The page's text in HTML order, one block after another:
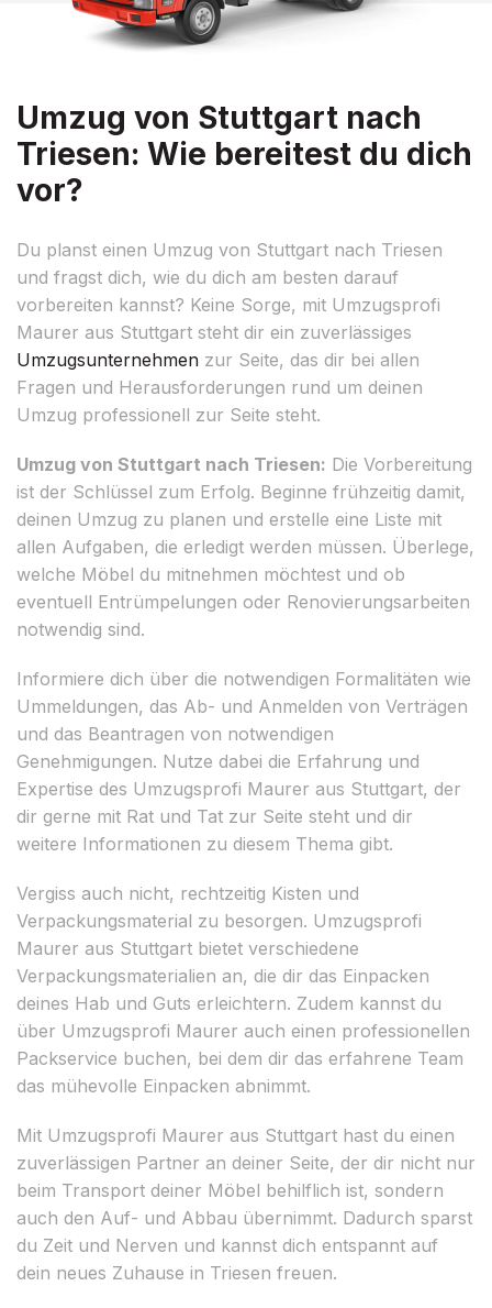
Umzug von Stuttgart nach
Triesen: Wie bereitest du dich
vor?
Du planst einen Umzug von Stuttgart nach Triesen
und fragst dich, wie du dich am besten darauf
vorbereiten kannst? Keine Sorge, mit Umzugsprofi
Maurer aus Stuttgart steht dir ein zuverlässiges
Umzugsunternehmen zur Seite, das dir bei allen
Fragen und Herausforderungen rund um deinen
Umzug professionell zur Seite steht.
Umzug von Stuttgart nach Triesen: Die Vorbereitung
ist der Schlüssel zum Erfolg. Beginne frühzeitig damit,
deinen Umzug zu planen und erstelle eine Liste mit
allen Aufgaben, die erledigt werden müssen. Überlege,
welche Möbel du mitnehmen möchtest und ob
eventuell Entrümpelungen oder Renovierungsarbeiten
notwendig sind.
Informiere dich über die notwendigen Formalitäten wie
Ummeldungen, das Ab- und Anmelden von Verträgen
und das Beantragen von notwendigen
Genehmigungen. Nutze dabei die Erfahrung und
Expertise des Umzugsprofi Maurer aus Stuttgart, der
dir gerne mit Rat und Tat zur Seite steht und dir
weitere Informationen zu diesem Thema gibt.
Vergiss auch nicht, rechtzeitig Kisten und
Verpackungsmaterial zu besorgen. Umzugsprofi
Maurer aus Stuttgart bietet verschiedene
Verpackungsmaterialien an, die dir das Einpacken
deines Hab und Guts erleichtern. Zudem kannst du
über Umzugsprofi Maurer auch einen professionellen
Packservice buchen, bei dem dir das erfahrene Team
das mühevolle Einpacken abnimmt.
Mit Umzugsprofi Maurer aus Stuttgart hast du einen
zuverlässigen Partner an deiner Seite, der dir nicht nur
beim Transport deiner Möbel behilflich ist, sondern
auch den Auf- und Abbau übernimmt. Dadurch sparst
du Zeit und Nerven und kannst dich entspannt auf
dein neues Zuhause in Triesen freuen.